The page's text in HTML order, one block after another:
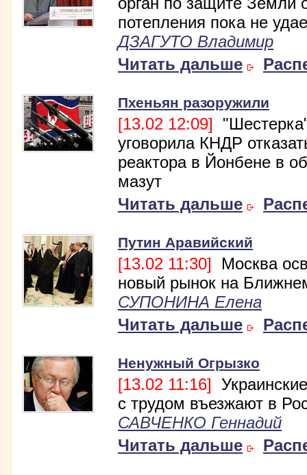
потепления пока не
ДЗАГУТО Владимир
Читать дальше
Пхеньян разоружили
[13.02 12:09]
уговорила КНДР
реактора в Йонбене в
мазут
Читать дальше
Путин Аравийский
[13.02 11:30] Москва
новый рынок на
СУПОНИНА Елена
Читать дальше
Ненужный Огрызко
[13.02 11:16]
с трудом въезжают в
САВЧЕНКО Геннадий
Читать дальше